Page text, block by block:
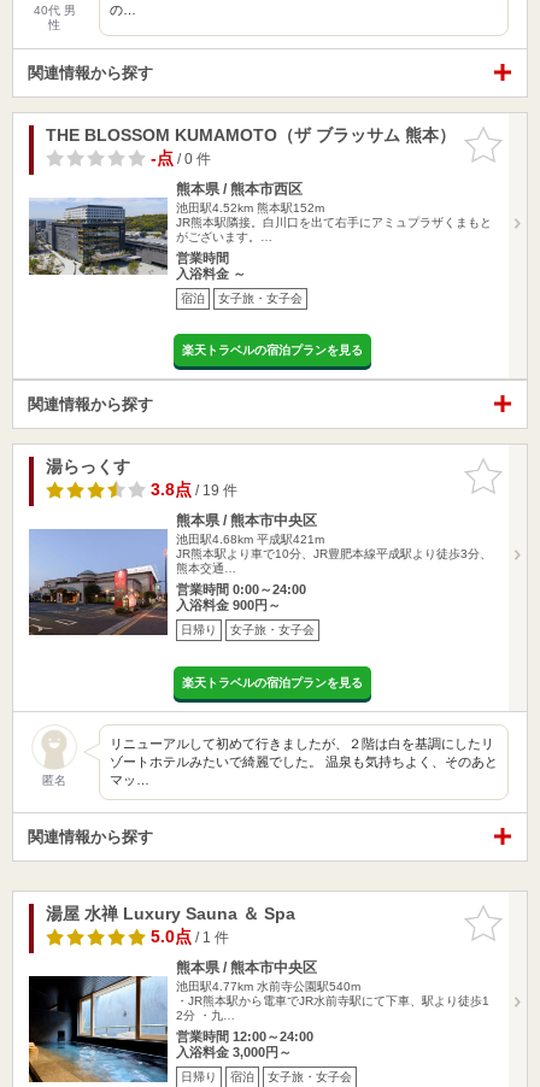
40代 男
性
の…
関連情報から探す
お気に入
りに追加
THE BLOSSOM KUMAMOTO（ザ ブラッサム 熊本）
-点/ 0 件
熊本県 / 熊本市西区
池田駅4.52km 熊本駅152m
JR熊本駅隣接。白川口を出て右手にアミュプラザくまもと
がございます。…
営業時間
入浴料金 ～
宿泊 女子旅・女子会
楽天トラベルの宿泊プランを見る
関連情報から探す
お気に入
りに追加
湯らっくす
3.8点/ 19 件
熊本県 / 熊本市中央区
池田駅4.68km 平成駅421m
JR熊本駅より車で10分、JR豊肥本線平成駅より徒歩3分、
熊本交通…
営業時間 0:00～24:00
入浴料金 900円～
日帰り 女子旅・女子会
楽天トラベルの宿泊プランを見る
匿名
リニューアルして初めて行きましたが、２階は白を基調にしたリ
ゾートホテルみたいで綺麗でした。 温泉も気持ちよく、そのあと
マッ…
関連情報から探す
お気に入
りに追加
湯屋 水禅 Luxury Sauna ＆ Spa
5.0点/ 1 件
熊本県 / 熊本市中央区
池田駅4.77km 水前寺公園駅540m
・JR熊本駅から電車でJR水前寺駅にて下車、駅より徒歩1
2分 ・九…
営業時間 12:00～24:00
入浴料金 3,000円～
日帰り 宿泊 女子旅・女子会